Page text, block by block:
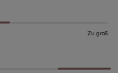
Zu groß